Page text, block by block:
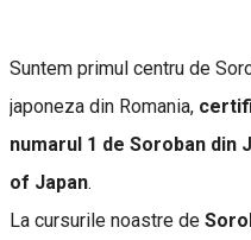
Suntem primul centru de
japoneza din Romania,
numarul 1 de Soroban din
of Japan.
La cursurile noastre de